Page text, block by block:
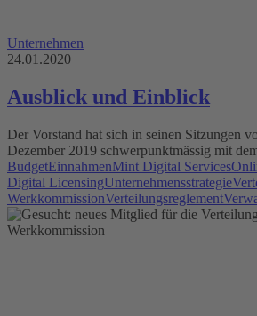
Unternehmen
24.01.2020
Ausblick und Einblick
Der Vorstand hat sich in seinen Sitzungen
Dezember 2019 schwerpunktmässig mit
BudgetEinnahmenMint Digital Services
Digital LicensingUnternehmensstrategie
WerkkommissionVerteilungsreglement